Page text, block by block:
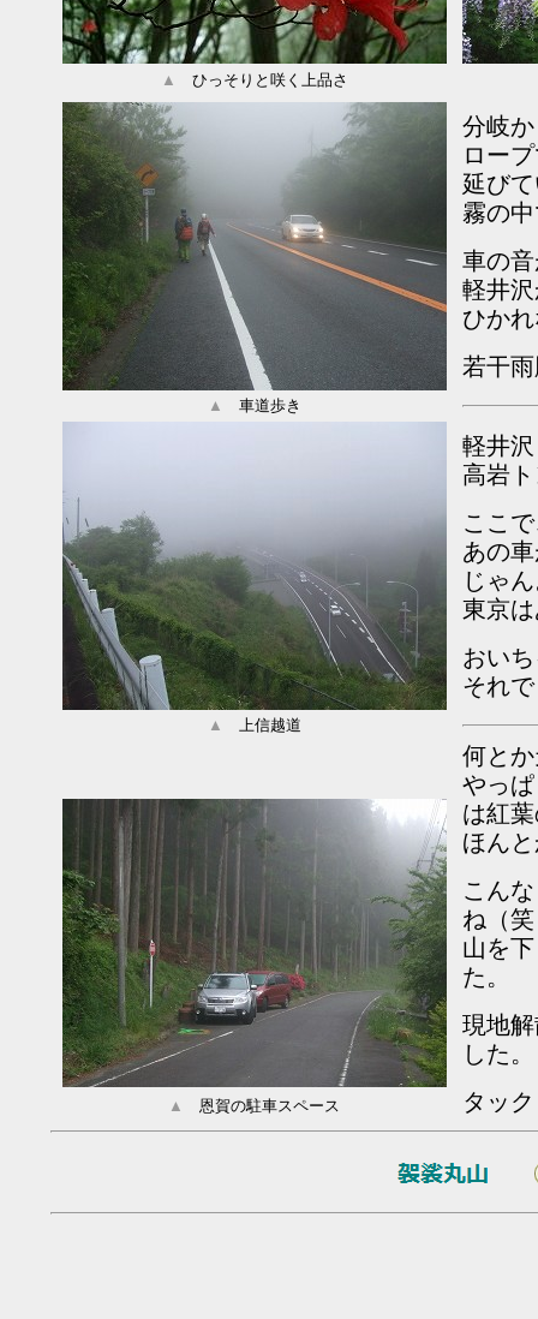
▲ ひっそりと咲く上品さ
分岐
ロー
延び
霧の
車の
軽井
ひか
若干
▲ 車道歩き
軽井
高岩
ここ
あの
じゃ
東京
おい
それ
▲ 上信越道
何と
やっ
は紅
ほん
こん
ね（
山を
た。
現地
した。
タッ
▲ 恩賀の駐車スペース